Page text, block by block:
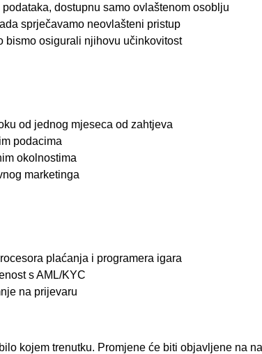
dostupnu samo ovlaštenom osoblju
sprječavamo neovlašteni pristup
bismo osigurali njihovu učinkovitost
od jednog mjeseca od zahtjeva
podacima
okolnostima
marketinga
plaćanja i programera igara
s AML/KYC
na prijevaru
kojem trenutku. Promjene će biti objavljene na